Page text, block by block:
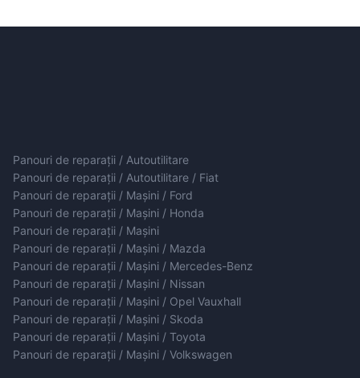
Panouri de reparații / Autoutilitare
Panouri de reparații / Autoutilitare / Fiat
Panouri de reparații / Mașini / Ford
Panouri de reparații / Mașini / Honda
Panouri de reparații / Mașini
Panouri de reparații / Mașini / Mazda
Panouri de reparații / Mașini / Mercedes-Benz
Panouri de reparații / Mașini / Nissan
Panouri de reparații / Mașini / Opel Vauxhall
Panouri de reparații / Mașini / Skoda
Panouri de reparații / Mașini / Toyota
Panouri de reparații / Mașini / Volkswagen